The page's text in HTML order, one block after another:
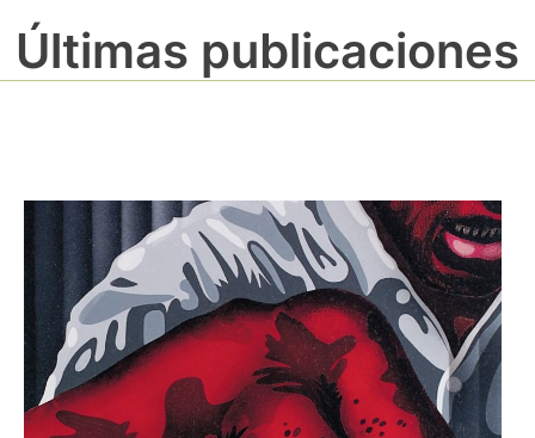
Últimas publicaciones